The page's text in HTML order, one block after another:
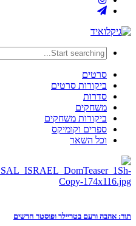
סרטים
ביקורות סרטים
סדרות
משחקים
ביקורות משחקים
ספרים וקומיקס
וכל השאר
תור: אהבה ורעם בטריילר ופוסטר חדשים